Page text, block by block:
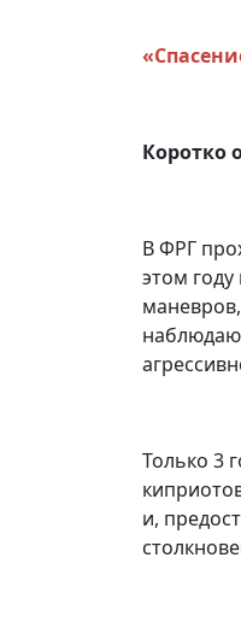
Коротко
В ФРГ
этом
Только 3
и,